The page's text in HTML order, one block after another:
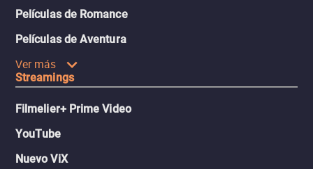
Películas de Romance
Películas de Aventura
Ver más
Streamings
Filmelier+ Prime Video
YouTube
Nuevo ViX